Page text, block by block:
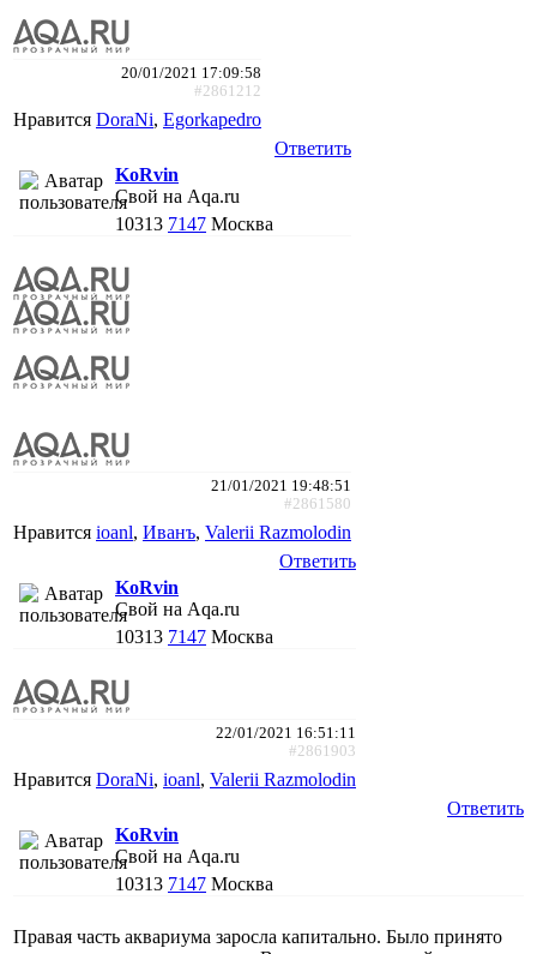
20/01/2021 17:09:58
#2861212
Нравится DoraNi, Egorkapedro
Ответить
KoRvin
Свой на Aqa.ru
10313 7147 Москва
21/01/2021 19:48:51
#2861580
Нравится ioanl, Иванъ, Valerii Razmolodin
Ответить
KoRvin
Свой на Aqa.ru
10313 7147 Москва
22/01/2021 16:51:11
#2861903
Нравится DoraNi, ioanl, Valerii Razmolodin
Ответить
KoRvin
Свой на Aqa.ru
10313 7147 Москва
Правая часть аквариума заросла капитально. Было принято